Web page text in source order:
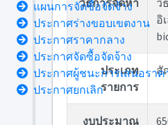
วิธีการจัดหา
วิ
อิ
ประเภท
รายการ
สั
งบประมาณ
แผนการจัดซื้อจัดจ้าง
ประกาศร่างขอบเขตงาน
ประกาศราคากลาง
ประกาศจัดซื้อจัดจ้าง
ประกาศผู้ชนะการเสนอราค
ประกาศยกเลิก